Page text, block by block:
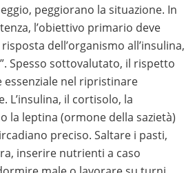
peggiorano la situazione. In
l’obiettivo primario deve
dell’organismo all’insulina,
Spesso sottovalutato, il rispetto
nel ripristinare
L’insulina, il cortisolo, la
la leptina (ormone della sazietà)
preciso. Saltare i pasti,
inserire nutrienti a caso